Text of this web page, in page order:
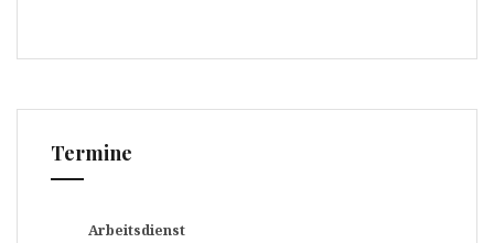
Termine
Arbeitsdienst